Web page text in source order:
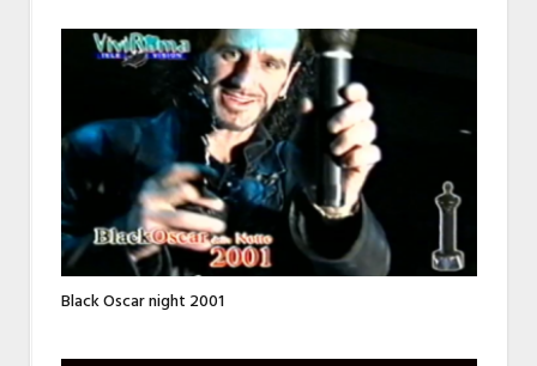
Black Oscar night 2001